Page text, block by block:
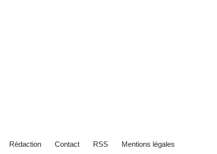
Rédaction Contact RSS Mentions légales